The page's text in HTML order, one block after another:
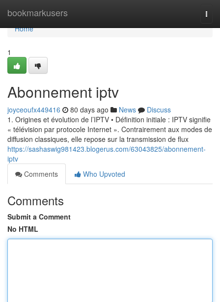
bookmarkusers
Home
Home
1
Abonnement iptv
joyceoufx449416 80 days ago News
Discuss
1. Origines et évolution de l’IPTV • Définition initiale : IPTV signifie
« télévision par protocole Internet ». Contrairement aux modes de
diffusion classiques, elle repose sur la transmission de flux
https://sashaswig981423.blogerus.com/63043825/abonnement-
iptv
Comments
Who Upvoted
Comments
Submit a Comment
No HTML